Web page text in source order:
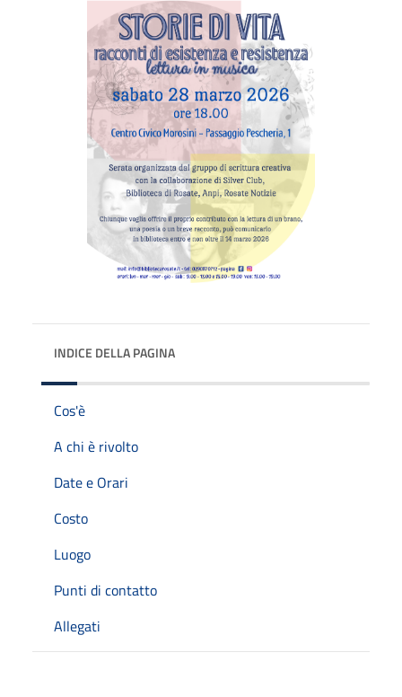
INDICE DELLA PAGINA
Cos'è
A chi è rivolto
Date e Orari
Costo
Luogo
Punti di contatto
Allegati